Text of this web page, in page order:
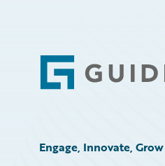
Footer
Engage, Innovate,